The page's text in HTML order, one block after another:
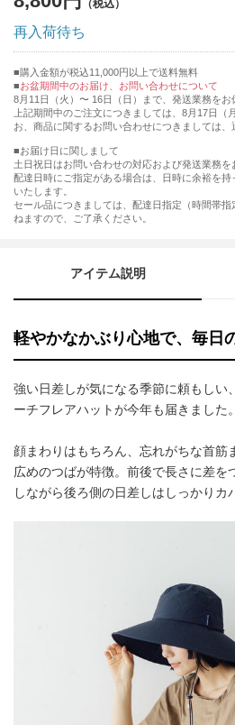
再入荷待ち
購入金額が税込11,000円以上で送料無料
お盆期間中のお届け、お問い合わせについて
8月11日（火）〜 16日（日）まで、発送業務をお
上記期間中のご注文につきましては、8月17日
お、商品に関するお問い合わせにつきましては、
■お届け日に関しまして
土日祝日はお問い合わせの対応および発送業務を
配達日時にご指定がある場合は、日時に余裕を
いたします。
セール品につきましては、配達日指定（時間帯
ねますので、ご了承ください。
アイテム説明
軽やかなかぶり心地で、毎日
強い日差しが気になる季節に頼もしい
ーチフレアハットが今年も届きました。
顔まわりはもちろん、忘れがちな首筋
広めのつばが特徴。前後で長さに差を
しながら後ろ側の日差しはしっかりカ